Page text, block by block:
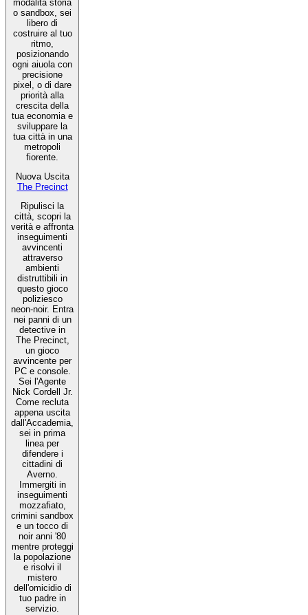
modalità storia
o sandbox, sei
libero di
costruire al tuo
ritmo,
posizionando
ogni aiuola con
precisione
pixel, o di dare
priorità alla
crescita della
tua economia e
sviluppare la
tua città in una
metropoli
fiorente.
Nuova Uscita
The Precinct
Ripulisci la
città, scopri la
verità e affronta
inseguimenti
avvincenti
attraverso
ambienti
distruttibili in
questo gioco
poliziesco
neon-noir. Entra
nei panni di un
detective in
The Precinct,
un gioco
avvincente per
PC e console.
Sei l'Agente
Nick Cordell Jr.
Come recluta
appena uscita
dall'Accademia,
sei in prima
linea per
difendere i
cittadini di
Averno.
Immergiti in
inseguimenti
mozzafiato,
crimini sandbox
e un tocco di
noir anni '80
mentre proteggi
la popolazione
e risolvi il
mistero
dell'omicidio di
tuo padre in
servizio.